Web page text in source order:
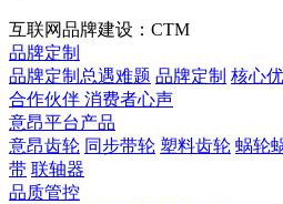
互联网品牌建设：CTM
品牌定制
品牌定制总遇难题 品牌定制 核心
合作伙伴 ​ 消费者心声
意昂平台产品
意昂齿轮 同步带轮 塑料齿轮 蜗轮
带 联轴器
品质管控